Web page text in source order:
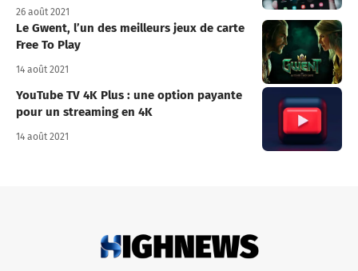
26 août 2021
Le Gwent, l’un des meilleurs jeux de carte
Free To Play
14 août 2021
YouTube TV 4K Plus : une option payante
pour un streaming en 4K
14 août 2021